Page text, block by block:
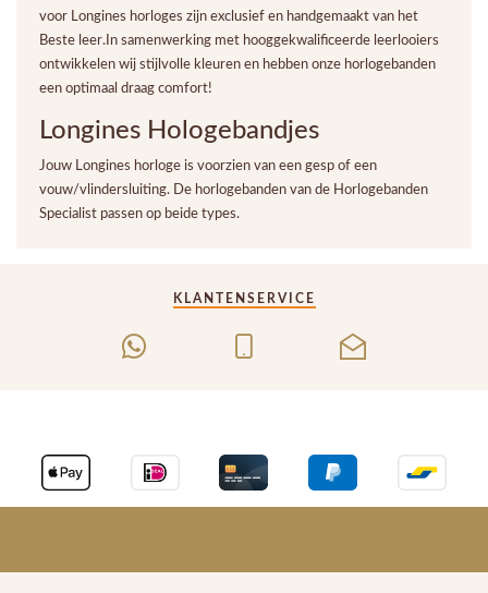
voor Longines horloges zijn exclusief en handgemaakt van het
Beste leer.In samenwerking met hooggekwalificeerde leerlooiers
ontwikkelen wij stijlvolle kleuren en hebben onze horlogebanden
een optimaal draag comfort!
Longines Hologebandjes
Jouw Longines horloge is voorzien van een gesp of een
vouw/vlindersluiting. De horlogebanden van de Horlogebanden
Specialist passen op beide types.
KLANTENSERVICE